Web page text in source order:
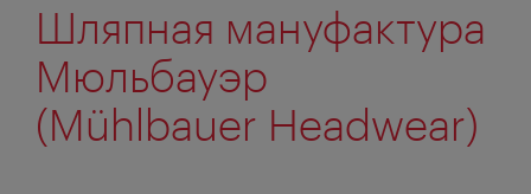
Шляпная мануфактура
Мюльбауэр
(Mühlbauer Headwear)